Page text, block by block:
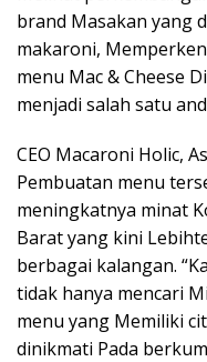
brand Masakan yang
makaroni,
menu Mac & Cheese
menjadi salah satu
CEO Macaroni Holic,
Pembuatan menu
meningkatnya minat
Barat yang kini
berbagai kalangan.
tidak hanya mencari
menu yang Memiliki
dinikmati Pada